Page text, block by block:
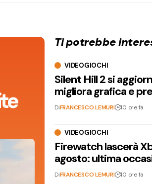
Ti potrebbe
VIDEOGIOCHI
Silent Hill 2 si
migliora grafica e
DiFRANCESCO LEMURI 10 ore fa
VIDEOGIOCHI
Firewatch lascerà
agosto: ultima
DiFRANCESCO LEMURI 10 ore fa